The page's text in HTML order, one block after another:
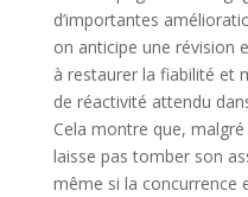
d’importantes
on anticipe une révision
à restaurer la fiabilité et
de réactivité attendu
Cela montre que,
laisse pas tomber son
même si la concurrence